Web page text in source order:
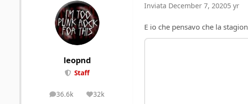
leopnd
Staff
36.6k
posts 32k
Reputation
Inviata December 7, 20205 yr
E io che pensavo che la